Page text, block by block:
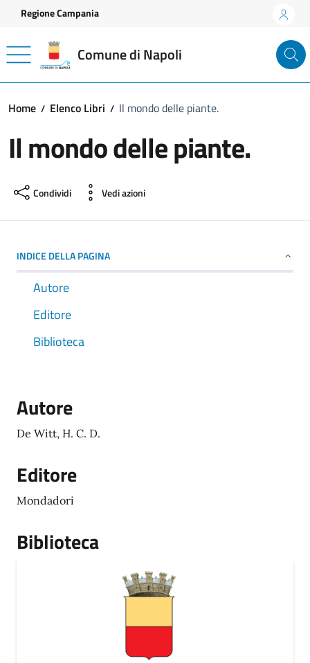
Vai ai contenuti
Vai al footer
Regione Campania
Comune di Napoli
Home Elenco Libri Il mondo delle piante.
Il mondo delle piante.
Condividi Vedi azioni
INDICE DELLA PAGINA
Autore
Editore
Biblioteca
Autore
De Witt, H. C. D.
Editore
Mondadori
Biblioteca